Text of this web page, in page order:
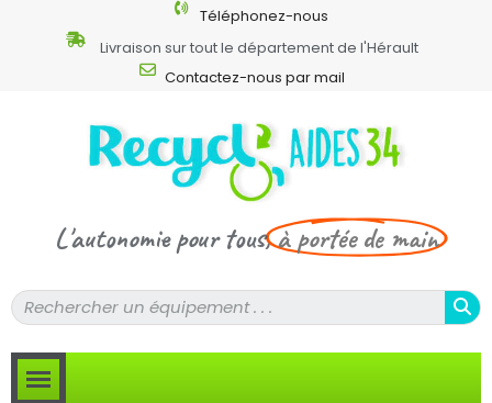
Téléphonez-nous
Livraison sur tout le département de l'Hérault
Contactez-nous par mail
L'autonomie pour tous,à portée de main